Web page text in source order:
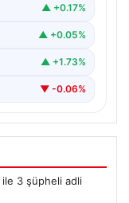
▲ +0.17%
▲ +0.05%
▲ +1.73%
▼ -0.06%
ile 3 şüpheli adli